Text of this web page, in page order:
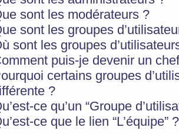
sont les modérateurs ?
sont les groupes
sont les groupes
puis-je devenir un
certains groupes
?
ce qu’un “Groupe
ce que le lien “L’équipe” ?